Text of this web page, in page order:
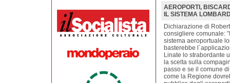
AEROPORTI,
IL SISTEMA
Dichiarazione di
consigliere comunale:
sistema aeroportuale
basterebbe
Linate lo strabordante
la scelta sulla
passo e se il comune
come la Regione